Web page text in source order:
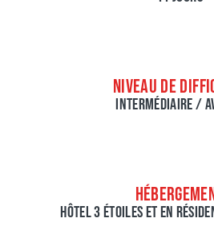
NIVEAU DE
INTERMÉDIAIRE /
HÔTEL 3 ÉTOILES ET EN